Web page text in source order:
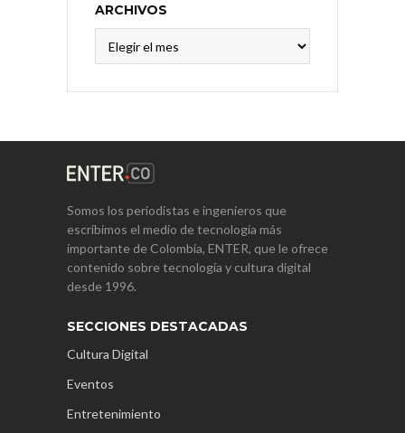
ARCHIVOS
Somos los periodistas e ingenieros que
escribimos el medio de tecnología más
importante de Colombia, ENTER, que le ofrece
contenido sobre tecnología y cultura digital
desde 1996.
SECCIONES DESTACADAS
Cultura Digital
Eventos
Entretenimiento